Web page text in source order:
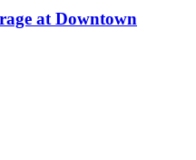
at Downtown